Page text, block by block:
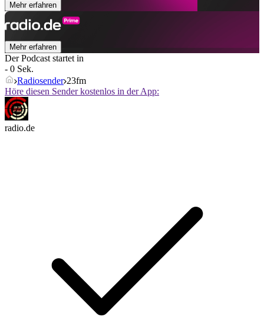
Mehr erfahren
Mehr erfahren
Der Podcast startet in
- 0 Sek.
Radiosender 23fm
Höre diesen Sender kostenlos in der App:
radio.de